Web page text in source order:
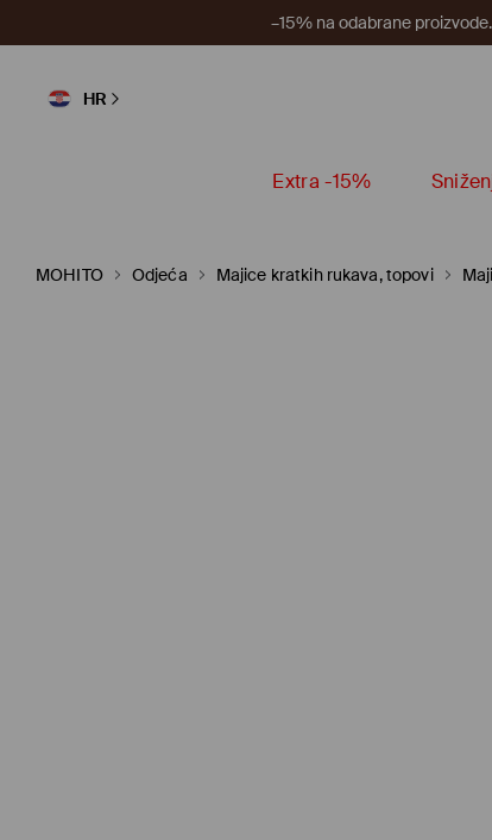
–15% na odabrane
HR
Extra -15%
MOHITO Odjeća Majice kratkih rukava, topovi